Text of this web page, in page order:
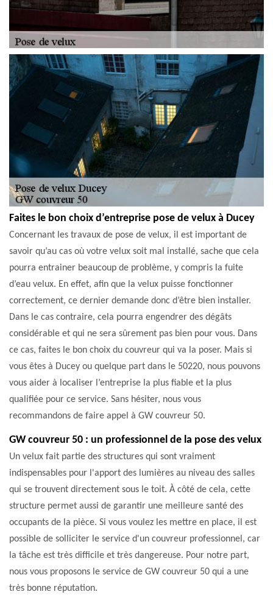
Faites le bon choix d’entreprise pose de velux à Ducey
Concernant les travaux de pose de velux, il est important de
savoir qu’au cas où votre velux soit mal installé, sache que cela
pourra entrainer beaucoup de problème, y compris la fuite
d’eau velux. En effet, afin que la velux puisse fonctionner
correctement, ce dernier demande donc d’être bien installer.
Dans le cas contraire, cela pourra engendrer des dégâts
considérable et qui ne sera sûrement pas bien pour vous. Dans
ce cas, faites le bon choix du couvreur qui va la poser. Mais si
vous êtes à Ducey ou quelque part dans le 50220, nous pouvons
vous aider à localiser l’entreprise la plus fiable et la plus
qualifiée pour ce service. Sans hésiter, nous vous
recommandons de faire appel à GW couvreur 50.
GW couvreur 50 : un professionnel de la pose des velux
Un velux fait partie des structures qui sont vraiment
indispensables pour l'apport des lumières au niveau des salles
qui se trouvent directement sous le toit. À côté de cela, cette
structure permet aussi de garantir une meilleure santé des
occupants de la pièce. Si vous voulez les mettre en place, il est
possible de solliciter le service d'un couvreur professionnel, car
la tâche est très difficile et très dangereuse. Pour notre part,
nous vous proposons le service de GW couvreur 50 qui a une
très bonne réputation.